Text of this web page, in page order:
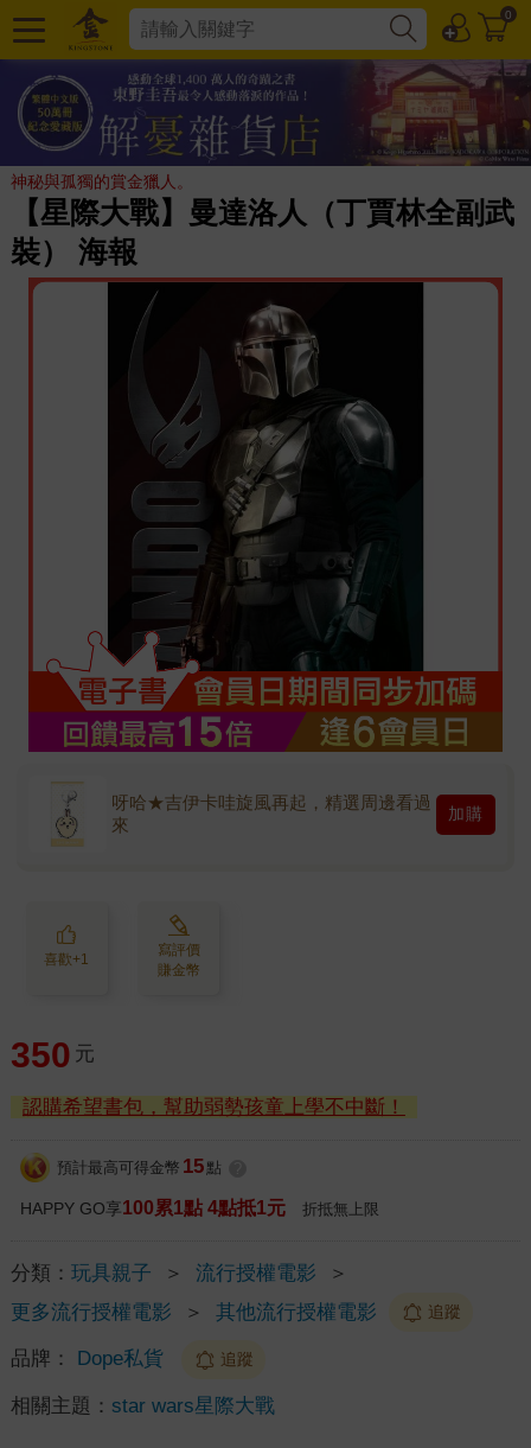
0
神秘與孤獨的賞金獵人。
【星際大戰】曼達洛人（丁賈林全副武
裝） 海報
呀哈★吉伊卡哇旋風再起，精選周邊看過
來
加購
喜歡+1
寫評價
賺金幣
350 元
認購希望書包，幫助弱勢孩童上學不中斷！
預計最高可得金幣 15 點
HAPPY GO享100累1點 4點抵1元 折抵無上限
分類： 玩具親子 ＞ 流行授權電影
＞
更多流行授權電影
＞ 其他流行授權電影 追蹤
品牌： Dope私貨 追蹤
相關主題： star wars星際大戰